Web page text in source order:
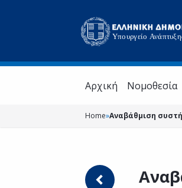
Aρχική Νομοθεσία
Home»Αναβάθμιση